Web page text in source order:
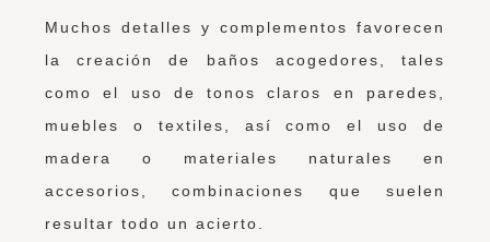
Muchos detalles y complementos favorecen
la creación de baños acogedores, tales
como el uso de tonos claros en paredes,
muebles o textiles, así como el uso de
madera o materiales naturales en
accesorios, combinaciones que suelen
resultar todo un acierto.